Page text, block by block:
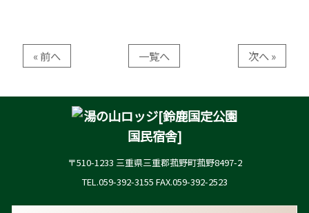
« 前へ 一覧へ 次へ »
〒510-1233 三重県三重郡菰野町菰野8497-2
TEL.059-392-3155 FAX.059-392-2523